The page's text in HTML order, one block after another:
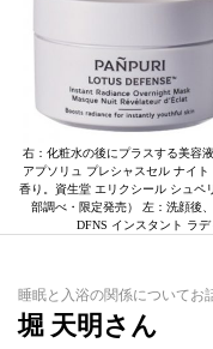
右：化粧水の後にプラスする美容
アプソリュ プレシャスセル ナイ
香り。資生堂 エリクシール シュペ
部調べ・限定発売） 左：洗顔後
DFNS インスタント ラ
睡眠と入浴の関係についてお
堀 天明さん